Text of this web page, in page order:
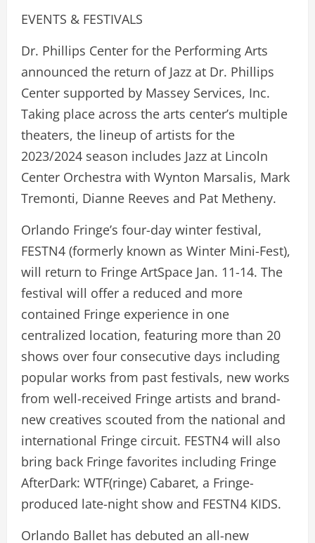
EVENTS & FESTIVALS
Dr. Phillips Center for the Performing Arts
announced the return of Jazz at Dr. Phillips
Center supported by Massey Services, Inc.
Taking place across the arts center’s multiple
theaters, the lineup of artists for the
2023/2024 season includes Jazz at Lincoln
Center Orchestra with Wynton Marsalis, Mark
Tremonti, Dianne Reeves and Pat Metheny.
Orlando Fringe’s four-day winter festival,
FESTN4 (formerly known as Winter Mini-Fest),
will return to Fringe ArtSpace Jan. 11-14. The
festival will offer a reduced and more
contained Fringe experience in one
centralized location, featuring more than 20
shows over four consecutive days including
popular works from past festivals, new works
from well-received Fringe artists and brand-
new creatives scouted from the national and
international Fringe circuit. FESTN4 will also
bring back Fringe favorites including Fringe
AfterDark: WTF(ringe) Cabaret, a Fringe-
produced late-night show and FESTN4 KIDS.
Orlando Ballet has debuted an all-new